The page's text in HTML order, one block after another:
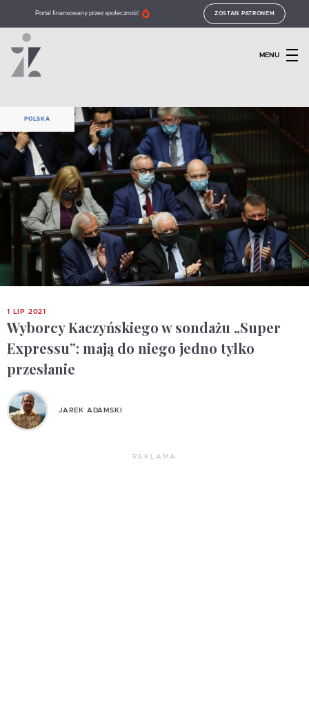
Portal finansowany przez społeczność ZOSTAŃ PATRONEM
MENU
POLSKA
1 LIP 2021
Wyborcy Kaczyńskiego w sondażu „Super
Expressu”: mają do niego jedno tylko
przesłanie
JAREK ADAMSKI
REKLAMA